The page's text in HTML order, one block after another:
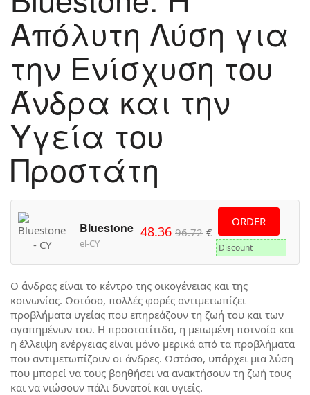
Απόλυτη Λύση για
την Ενίσχυση του
Άνδρα και την
Υγεία του
Προστάτη
Bluestone
el-CY
48.36 96.72 €
ORDER
Discount
Ο άνδρας είναι το κέντρο της οικογένειας και της
κοινωνίας. Ωστόσο, πολλές φορές αντιμετωπίζει
προβλήματα υγείας που επηρεάζουν τη ζωή του και των
αγαπημένων του. Η προστατίτιδα, η μειωμένη ποτνσία και
η έλλειψη ενέργειας είναι μόνο μερικά από τα προβλήματα
που αντιμετωπίζουν οι άνδρες. Ωστόσο, υπάρχει μια λύση
που μπορεί να τους βοηθήσει να ανακτήσουν τη ζωή τους
και να νιώσουν πάλι δυνατοί και υγιείς.